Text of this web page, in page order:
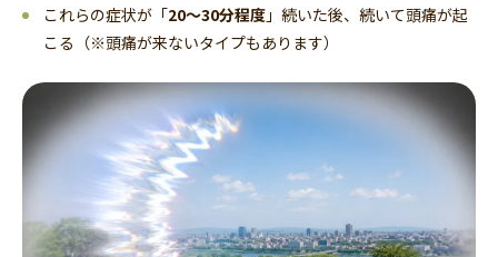
これらの症状が「20〜30分程度」続いた後、続いて頭痛が起
こる（※頭痛が来ないタイプもあります）